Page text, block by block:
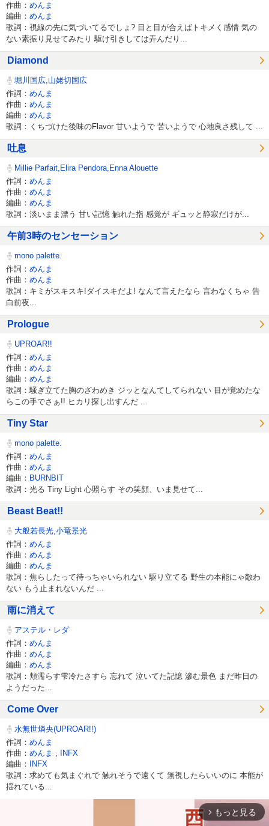
作曲： めんま
編曲： めんま
歌詞：視線の先に気づいてるでしょ? 目と目が合えばトキメく感情 気の
ない素振り見せてみたり 駆け引きしては弄んだり...
Diamond
堀川国広,山姥切国広
作詞： めんま
作曲： めんま
編曲： めんま
歌詞：くちづけた後味のFlavor 甘いようで 苦いようで 心地良さ残して ...
吐息
Millie Parfait,Elira Pendora,Enna Alouette
作詞： めんま
作曲： めんま
編曲： めんま
歌詞：淡いまま漂う 甘い記憶 触れた指 感覚が ギュッと静寂だけが...
午前3時のセンセーション
mono palette.
作詞： めんま
作曲： めんま
歌詞：キミがスキスキ!ダイスキだよ! なんて言えたなら 言わなくちゃ 告
白前夜...
Prologue
UPROAR!!
作詞： めんま
作曲： めんま
編曲： めんま
歌詞：騒ぎ立てた胸のざわめき ジッとなんてしてられない 目が覚めたな
らこの手でさぁ!! ヒカリ探し出すんだ ...
Tiny Star
mono palette.
作詞： めんま
作曲： めんま
編曲： BURNBIT
歌詞：光る Tiny Light 心照らす その笑顔、いま見せて...
Beast Beat!!
大般若長光,小竜景光
作詞： めんま
作曲： めんま
編曲： めんま
歌詞：焦らしたって待っちゃいられない 駆り立てる 野生の本能にゃ敵わ
ない もう止まれないんだ ...
雨に消えて
アステル・レダ
作詞： めんま
作曲： めんま
編曲： めんま
歌詞：頬濡らす雫冷たさすら 忘れて 泣いてた記憶 滲む景色 まだ昨日の
ようだった...
Come Over
水無世燐央(UPROAR!!)
作詞： めんま
作曲： めんま
INFX
編曲：
INFX
歌詞：求めても気まぐれで 触れそうで遠くて 無視したらいいのに 本能が
揺れている...
arrow_forward_ios もっと見る